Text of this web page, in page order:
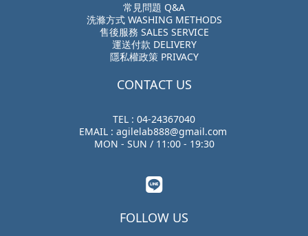
常見問題 Q&A
洗滌方式 WASHING METHODS
售後服務 SALES SERVICE
運送付款 DELIVERY
隱私權政策 PRIVACY
CONTACT US
TEL : 04-24367040
EMAIL : agilelab888@gmail.com
MON - SUN / 11:00 - 19:30
FOLLOW US